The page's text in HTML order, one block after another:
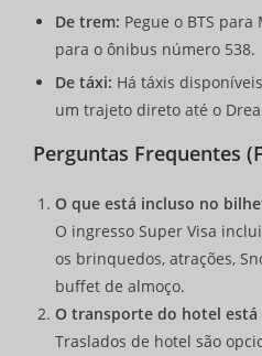
De trem: Pegue o BTS
para o ônibus número 538.
De táxi: Há táxis
um trajeto direto até o
Perguntas Frequentes
O que está incluso no
O ingresso Super Visa
os brinquedos, atrações,
buffet de almoço.
O transporte do hotel está
Traslados de hotel são